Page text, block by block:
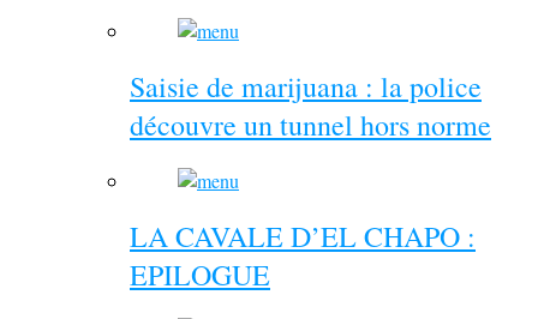
Saisie de marijuana : la police
découvre un tunnel hors norme
LA CAVALE D’EL CHAPO :
EPILOGUE